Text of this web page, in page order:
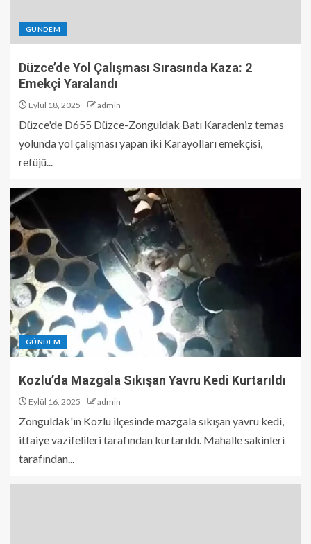
GÜNDEM
Düzce’de Yol Çalışması Sırasında Kaza: 2
Emekçi Yaralandı
Eylül 18, 2025 admin
Düzce'de D655 Düzce-Zonguldak Batı Karadeniz temas
yolunda yol çalışması yapan iki Karayolları emekçisi,
refüjü...
GÜNDEM
Kozlu’da Mazgala Sıkışan Yavru Kedi Kurtarıldı
Eylül 16, 2025 admin
Zonguldak'ın Kozlu ilçesinde mazgala sıkışan yavru kedi,
itfaiye vazifelileri tarafından kurtarıldı. Mahalle sakinleri
tarafından...